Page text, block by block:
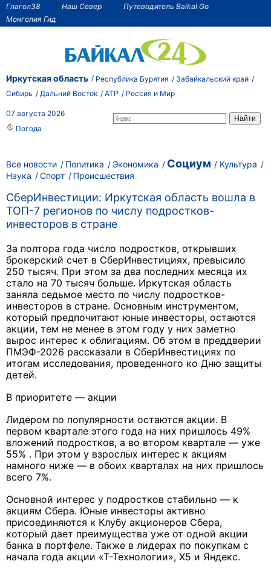
Глагол38 Наш Север
Путеводитель Baikal Go
Монголия Гид
Иркутская область Республика Бурятия
Забайкальский край
Сибирь
Дальний Восток АТР Россия и Мир
07 августа 2026
Погода
Все новости Политика Экономика Социум
Культура
Наука
Спорт Происшествия
СберИнвестиции: Иркутская область вошла в
ТОП-7 регионов по числу подростков-
инвесторов в стране
За полтора года число подростков, открывших
брокерский счет в СберИнвестициях, превысило
250 тысяч. При этом за два последних месяца их
стало на 70 тысяч больше. Иркутская область
заняла седьмое место по числу подростков-
инвесторов в стране. Основным инструментом,
который предпочитают юные инвесторы, остаются
акции, тем не менее в этом году у них заметно
вырос интерес к облигациям. Об этом в преддверии
ПМЭФ-2026 рассказали в СберИнвестициях по
итогам исследования, проведенного ко Дню защиты
детей.
В приоритете — акции
Лидером по популярности остаются акции. В
первом квартале этого года на них пришлось 49%
вложений подростков, а во втором квартале — уже
55% . При этом у взрослых интерес к акциям
намного ниже — в обоих кварталах на них пришлось
всего 7%.
Основной интерес у подростков стабильно — к
акциям Сбера. Юные инвесторы активно
присоединяются к Клубу акционеров Сбера,
который дает преимущества уже от одной акции
банка в портфеле. Также в лидерах по покупкам с
начала года акции «Т-Технологии», X5 и Яндекс.